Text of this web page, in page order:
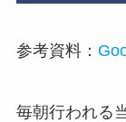
参考資料：
毎朝行われる